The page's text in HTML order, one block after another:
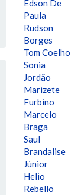
Edson De
Paula
Rudson
Borges
Tom Coelho
Sonia
Jordão
Marizete
Furbino
Marcelo
Braga
Saul
Brandalise
Júnior
Helio
Rebello